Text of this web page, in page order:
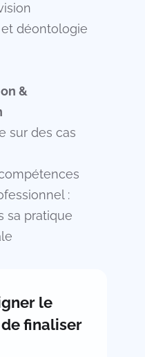
déontologie
&
sur des cas
:
sa pratique
le
finaliser